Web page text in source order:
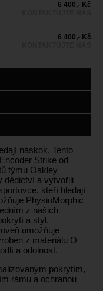
6 400,- Kč
6 400,- Kč
náskok. Tento
Strike od
týmu Oakley
dědictví a vytvořili
kteří hledají
PhysioMorphic
z našich
a styl.
umožňuje
z materiálu O
a odolnost.
pokrytím,
rámu a ochranou